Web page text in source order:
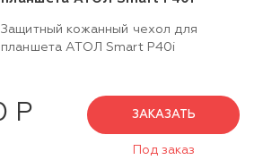
Защитный кожанный чехол для
планшета АТОЛ Smart P40i
Р ЗАКАЗАТЬ
Под заказ